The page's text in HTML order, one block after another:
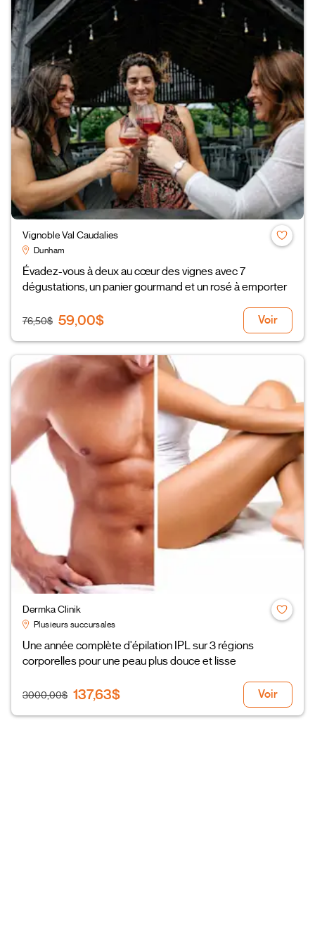
Vignoble Val Caudalies
Dunham
Évadez-vous à deux au cœur des vignes avec 7
dégustations, un panier gourmand et un rosé à emporter
76,50$ 59,00$ Voir
Dermka Clinik
Plusieurs succursales
Une année complète d'épilation IPL sur 3 régions
corporelles pour une peau plus douce et lisse
3000,00$ 137,63$ Voir